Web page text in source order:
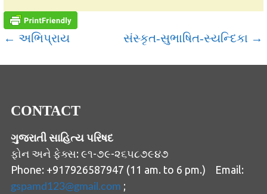
POST
NAVIGATION
← અભિપ્રાય સંસ્કૃત-સુભાષિત-સ્યન્દિકા →
CONTACT
ગુજરાતી સાહિત્ય પરિષદ
ફોન અને ફેક્સ: ૯૧-૭૯-૨૬૫૮૭૯૪૭
Phone: +917926587947 (11 am. to 6 pm.) Email:
gspamd123@gmail.com ;